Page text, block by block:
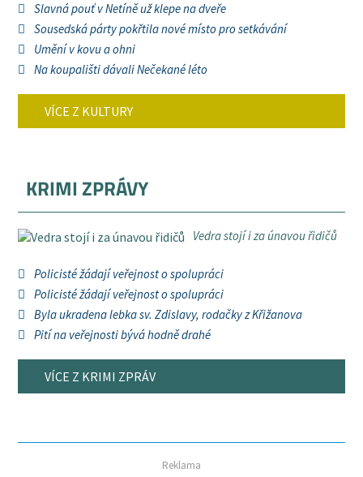
Slavná pouť v Netíně už klepe na dveře
Sousedská párty pokřtila nové místo pro setkávání
Umění v kovu a ohni
Na koupališti dávali Nečekané léto
VÍCE Z KULTURY
KRIMI ZPRÁVY
Vedra stojí i za únavou řidičů
Policisté žádají veřejnost o spolupráci
Policisté žádají veřejnost o spolupráci
Byla ukradena lebka sv. Zdislavy, rodačky z Křižanova
Pití na veřejnosti bývá hodně drahé
VÍCE Z KRIMI ZPRÁV
Reklama